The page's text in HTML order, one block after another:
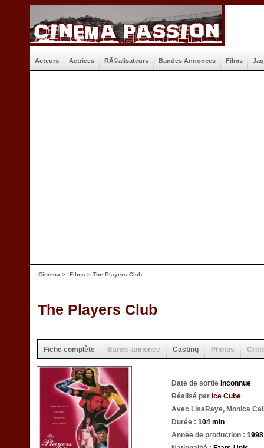
Acteurs Actrices RÃ©alisateurs Bandes Annonces Films
Cinéma > Films > The Players Club
The Players Club
Fiche complète Bande-annonce Casting Photos
Date de sortie inconnue
Réalisé par Ice Cube
Avec LisaRaye, Monica
Durée : 104 min
Année de production : 1998